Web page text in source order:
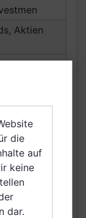
Aktien
Schweiz,
Singapur
die
auf
keine
dar.